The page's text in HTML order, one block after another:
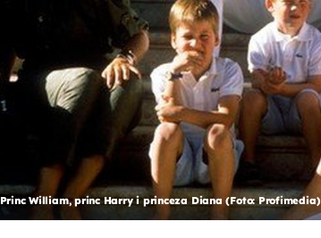
Princ William, princ Harry i princeza Diana (Foto: Profimedia)